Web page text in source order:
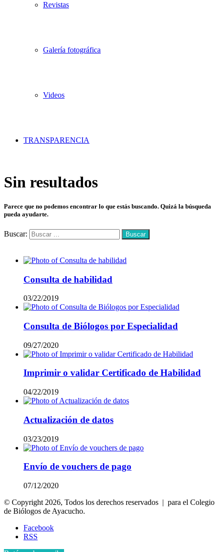
Revistas
Galería fotográfica
Videos
TRANSPARENCIA
Sin resultados
Parece que no podemos encontrar lo que estás buscando. Quizá la búsqueda
pueda ayudarte.
Buscar:
Consulta de habilidad
03/22/2019
Consulta de Biólogos por Especialidad
09/27/2020
Imprimir o validar Certificado de Habilidad
04/22/2019
Actualización de datos
03/23/2019
Envío de vouchers de pago
07/12/2020
© Copyright 2026, Todos los derechos reservados | para el Colegio
de Biólogos de Ayacucho.
Facebook
RSS